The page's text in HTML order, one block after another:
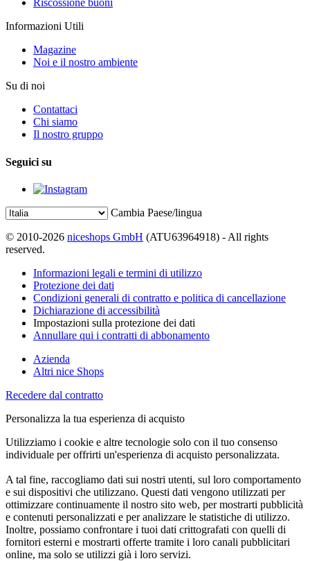
Riscossione buoni
Informazioni Utili
Magazine
Noi e il nostro ambiente
Su di noi
Contattaci
Chi siamo
Il nostro gruppo
Seguici su
Cambia Paese/lingua
© 2010-2026 niceshops GmbH (ATU63964918) - All rights
reserved.
Informazioni legali e termini di utilizzo
Protezione dei dati
Condizioni generali di contratto e politica di cancellazione
Dichiarazione di accessibilità
Impostazioni sulla protezione dei dati
Annullare qui i contratti di abbonamento
Azienda
Altri nice Shops
Recedere dal contratto
Personalizza la tua esperienza di acquisto
Utilizziamo i cookie e altre tecnologie solo con il tuo consenso
individuale per offrirti un'esperienza di acquisto personalizzata.
A tal fine, raccogliamo dati sui nostri utenti, sul loro comportamento
e sui dispositivi che utilizzano. Questi dati vengono utilizzati per
ottimizzare continuamente il nostro sito web, per mostrarti pubblicità
e contenuti personalizzati e per analizzare le statistiche di utilizzo.
Inoltre, possiamo confrontare i tuoi dati crittografati con quelli di
fornitori esterni e mostrarti offerte tramite i loro canali pubblicitari
online, ma solo se utilizzi già i loro servizi.